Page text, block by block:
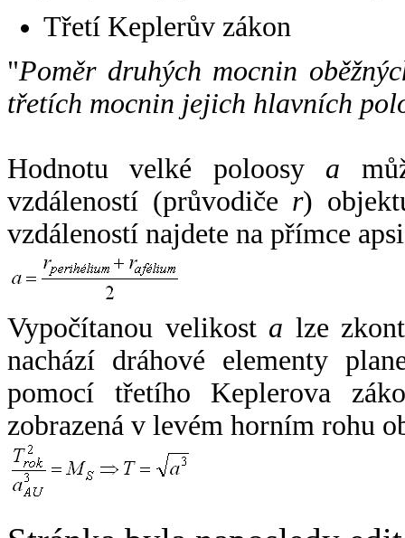
Třetí Keplerův zákon
"Poměr druhých mocnin
třetích mocnin jejich hlavních
Hodnotu velké poloosy a
vzdáleností (průvodiče r)
vzdáleností najdete na přímce
Vypočítanou velikost a lze
nachází dráhové elementy
pomocí třetího Keplerova
zobrazená v levém horním rohu